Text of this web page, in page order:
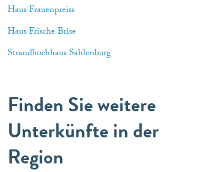
Haus Frauenpreiss
Haus Frische Brise
Strandhochhaus Sahlenburg
Finden Sie weitere
Unterkünfte in der
Region